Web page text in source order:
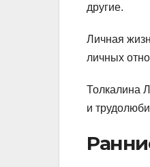
другие.
Личная
личных
Толкалина
и